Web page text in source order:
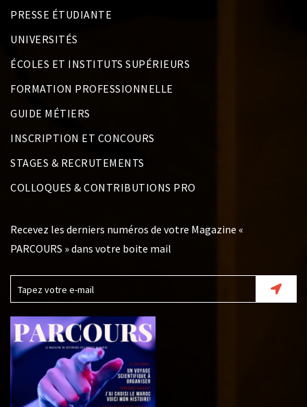
PRESSE ÉTUDIANTE
UNIVERSITÉS
ÉCOLES ET INSTITUTS SUPÉRIEURS
FORMATION PROFESSIONNELLE
GUIDE MÉTIERS
INSCRIPTION ET CONCOURS
STAGES & RECRUTEMENTS
COLLOQUES & CONTRIBUTIONS PRO
Recevez les derniers numéros de votre Magazine «
PARCOURS » dans votre boite mail